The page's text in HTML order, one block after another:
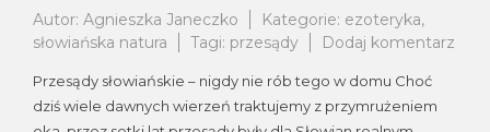
Autor: Agnieszka Janeczko Kategorie: ezoteryka,
słowiańska natura
Tagi: przesądy Dodaj komentarz
Przesądy słowiańskie – nigdy nie rób tego w domu Choć
dziś wiele dawnych wierzeń traktujemy z przymrużeniem